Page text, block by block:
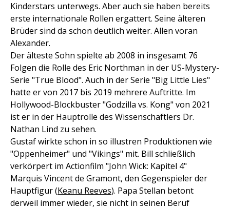
Kinderstars unterwegs. Aber auch sie haben bereits
erste internationale Rollen ergattert. Seine älteren
Brüder sind da schon deutlich weiter. Allen voran
Alexander.
Der älteste Sohn spielte ab 2008 in insgesamt 76
Folgen die Rolle des Eric Northman in der US-Mystery-
Serie "True Blood". Auch in der Serie "Big Little Lies"
hatte er von 2017 bis 2019 mehrere Auftritte. Im
Hollywood-Blockbuster "Godzilla vs. Kong" von 2021
ist er in der Hauptrolle des Wissenschaftlers Dr.
Nathan Lind zu sehen.
Gustaf wirkte schon in so illustren Produktionen wie
"Oppenheimer" und "Vikings" mit. Bill schließlich
verkörpert im Actionfilm "John Wick: Kapitel 4"
Marquis Vincent de Gramont, den Gegenspieler der
Hauptfigur (Keanu Reeves). Papa Stellan betont
derweil immer wieder, sie nicht in seinen Beruf